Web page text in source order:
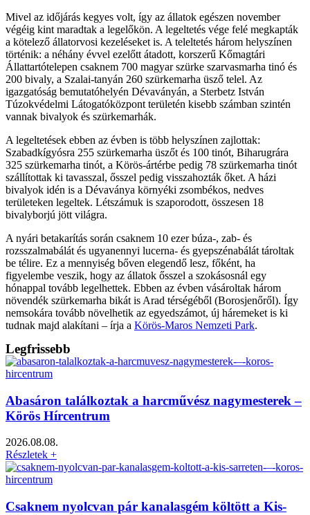
Mivel az időjárás kegyes volt, így az állatok egészen november
végéig kint maradtak a legelőkön. A legeltetés vége felé megkapták
a kötelező állatorvosi kezeléseket is. A teleltetés három helyszínen
történik: a néhány évvel ezelőtt átadott, korszerű Kőmagtári
Állattartótelepen csaknem 700 magyar szürke szarvasmarha tinó és
200 bivaly, a Szalai-tanyán 260 szürkemarha üsző telel. Az
igazgatóság bemutatóhelyén Dévaványán, a Sterbetz István
Túzokvédelmi Látogatóközpont területén kisebb számban szintén
vannak bivalyok és szürkemarhák.
A legeltetések ebben az évben is több helyszínen zajlottak:
Szabadkígyósra 255 szürkemarha üszőt és 100 tinót, Biharugrára
325 szürkemarha tinót, a Körös-ártérbe pedig 78 szürkemarha tinót
szállítottak ki tavasszal, ősszel pedig visszahozták őket. A házi
bivalyok idén is a Dévaványa környéki zsombékos, nedves
területeken legeltek. Létszámuk is szaporodott, összesen 18
bivalyborjú jött világra.
A nyári betakarítás során csaknem 10 ezer búza-, zab- és
rozsszalmabálát és ugyanennyi lucerna- és gyepszénabálát tároltak
be télire. Ez a mennyiség bőven elegendő lesz, főként, ha
figyelembe veszik, hogy az állatok ősszel a szokásosnál egy
hónappal tovább legelhettek. Ebben az évben vásároltak három
növendék szürkemarha bikát is Arad térségéből (Borosjenőről). Így
nemsokára tovább növelhetik az egyedszámot, új háremeket is ki
tudnak majd alakítani – írja a Körös-Maros Nemzeti Park.
Legfrissebb
Abasáron találkoztak a harcművész nagymesterek –
Körös Hírcentrum
2026.08.08.
Részletek +
Csaknem nyolcvan pár kanalasgém költött a Kis-